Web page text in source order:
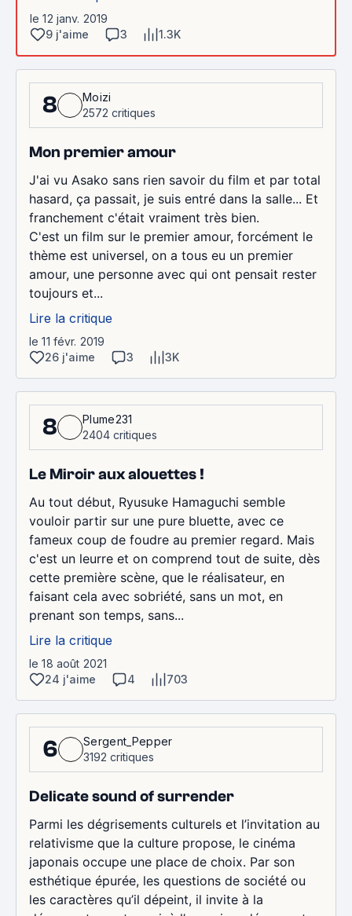
le 12 janv. 2019
9 j'aime
3 1.3K
8
Moizi
2572 critiques
Mon premier amour
J'ai vu Asako sans rien savoir du film et par total
hasard, ça passait, je suis entré dans la salle... Et
franchement c'était vraiment très bien.
C'est un film sur le premier amour, forcément le
thème est universel, on a tous eu un premier
amour, une personne avec qui ont pensait rester
toujours et...
Lire la critique
le 11 févr. 2019
26 j'aime
3 3K
8
Plume231
2404 critiques
Le Miroir aux alouettes !
Au tout début, Ryusuke Hamaguchi semble
vouloir partir sur une pure bluette, avec ce
fameux coup de foudre au premier regard. Mais
c'est un leurre et on comprend tout de suite, dès
cette première scène, que le réalisateur, en
faisant cela avec sobriété, sans un mot, en
prenant son temps, sans...
Lire la critique
le 18 août 2021
24 j'aime
4 703
6
Sergent_Pepper
3192 critiques
Delicate sound of surrender
Parmi les dégrisements culturels et l’invitation au
relativisme que la culture propose, le cinéma
japonais occupe une place de choix. Par son
esthétique épurée, les questions de société ou
les caractères qu’il dépeint, il invite à la